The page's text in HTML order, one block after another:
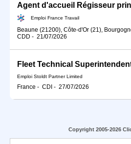
Emploi France Travail
Beaune (21200), Côte-d'Or (21),
CDD - 21/07/2026
Fleet Technical
Emploi Stoldt Partner Limited
France - CDI - 27/07/2026
Copyright 2005-2026